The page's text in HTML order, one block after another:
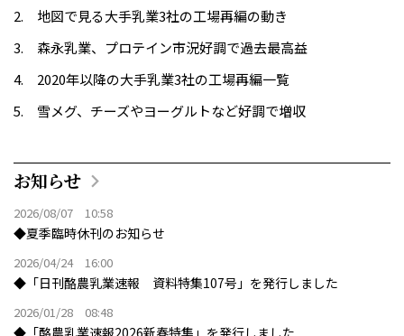
地図で見る大手乳業3社の工場再編の動き
森永乳業、プロテイン市況好調で過去最高益
2020年以降の大手乳業3社の工場再編一覧
雪メグ、チーズやヨーグルトなど好調で増収
お知らせ
2026/08/07 10:58
◆夏季臨時休刊のお知らせ
2026/04/24 16:00
◆「日刊酪農乳業速報 資料特集107号」を発行しました
2026/01/28 08:48